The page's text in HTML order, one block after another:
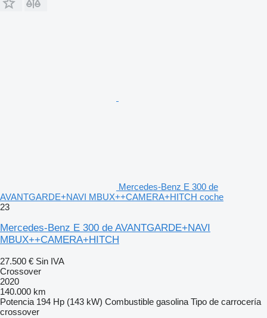
Mercedes-Benz E 300 de
AVANTGARDE+NAVI MBUX++CAMERA+HITCH coche
23
Mercedes-Benz E 300 de AVANTGARDE+NAVI
MBUX++CAMERA+HITCH
27.500 € Sin IVA
Crossover
2020
140.000 km
Potencia 194 Hp (143 kW) Combustible gasolina Tipo de carrocería
crossover